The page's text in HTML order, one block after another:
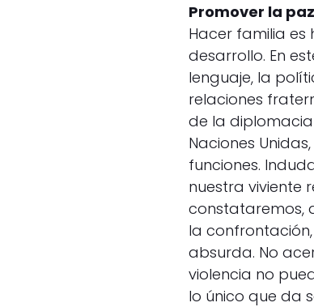
Promover la
Hacer familia es
desarrollo. En
lenguaje, la
relaciones
de la
Naciones
funciones.
nuestra viviente
constataremos,
la
absurda. No
violencia no
lo único que da